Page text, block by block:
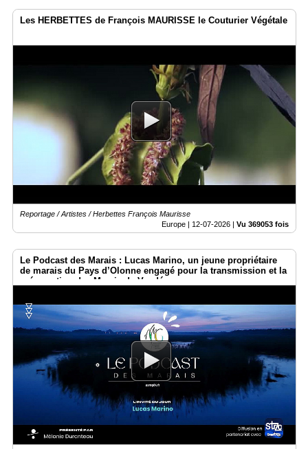
Les HERBETTES de François MAURISSE le Couturier Végétale
Reportage / Artistes / Herbettes François Maurisse
Europe | 12-07-2026 Vu 369053 fois
Le Podcast des Marais : Lucas Marino, un jeune propriétaire
de marais du Pays d’Olonne engagé pour la transmission et la
préservation des Marais de Vendée